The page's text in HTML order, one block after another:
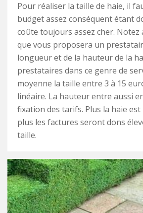
Pour réaliser la taille de haie, il
budget assez conséquent étant
coûte toujours assez cher. Notez
que vous proposera un
longueur et de la hauteur de la
prestataires dans ce genre de
moyenne la taille entre 3 à 15
linéaire. La hauteur entre aussi
fixation des tarifs. Plus la haie
plus les factures seront dons
taille.